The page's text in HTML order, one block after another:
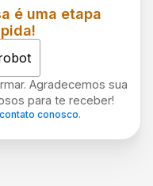
é uma etapa
Agradecemos sua
para te receber!
contato conosco.